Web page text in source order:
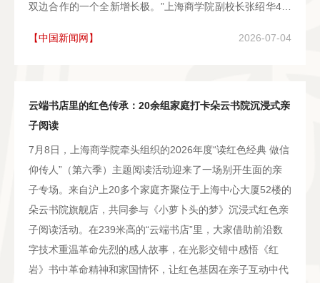
双边合作的一个全新增长极。”上海商学院副校长张绍华4日
通通道，低空物流、无人机跨境运输等新业态亦为双边贸易
2026-07-04
【中国新闻网】
云端书店里的红色传承：20余组家庭打卡朵云书院沉浸式亲
子阅读
7月8日，上海商学院牵头组织的2026年度“读红色经典 做信
仰传人”（第六季）主题阅读活动迎来了一场别开生面的亲
子专场。来自沪上20多个家庭齐聚位于上海中心大厦52楼的
朵云书院旗舰店，共同参与《小萝卜头的梦》沉浸式红色亲
子阅读活动。在239米高的“云端书店”里，大家借助前沿数
字技术重温革命先烈的感人故事，在光影交错中感悟《红
岩》书中革命精神和家国情怀，让红色基因在亲子互动中代